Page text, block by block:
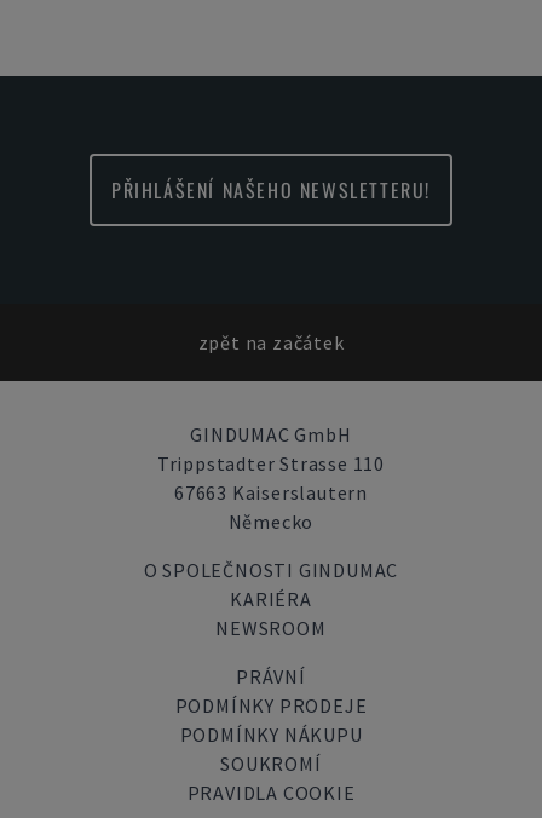
PŘIHLÁŠENÍ NAŠEHO NEWSLETTERU!
zpět na začátek
GINDUMAC GmbH
Trippstadter Strasse 110
67663 Kaiserslautern
Německo
O SPOLEČNOSTI GINDUMAC
KARIÉRA
NEWSROOM
PRÁVNÍ
PODMÍNKY PRODEJE
PODMÍNKY NÁKUPU
SOUKROMÍ
PRAVIDLA COOKIE